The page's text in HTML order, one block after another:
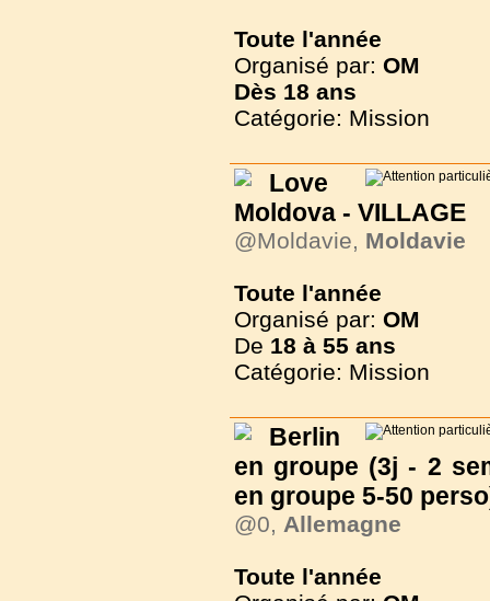
Toute l'année
Organisé par: OM
Dès 18 ans
Catégorie: Mission
Love
Moldova - VILLAGE
@Moldavie, Moldavie
Toute l'année
Organisé par: OM
De 18 à 55 ans
Catégorie: Mission
Berlin
en groupe (3j - 2
en groupe 5-50
@0, Allemagne
Toute l'année